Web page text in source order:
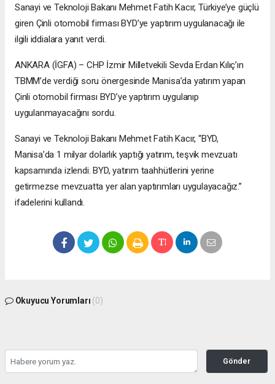
Sanayi ve Teknoloji Bakanı Mehmet Fatih Kacır, Türkiye’ye güçlü
giren Çinli otomobil firması BYD’ye yaptırım uygulanacağı ile
ilgili iddialara yanıt verdi.
ANKARA (İGFA) – CHP İzmir Milletvekili Sevda Erdan Kılıç’ın
TBMM’de verdiği soru önergesinde Manisa’da yatırım yapan
Çinli otomobil firması BYD’ye yaptırım uygulanıp
uygulanmayacağını sordu.
Sanayi ve Teknoloji Bakanı Mehmet Fatih Kacır, “BYD,
Manisa’da 1 milyar dolarlık yaptığı yatırım, teşvik mevzuatı
kapsamında izlendi. BYD, yatırım taahhütlerini yerine
getirmezse mevzuatta yer alan yaptırımları uygulayacağız.”
ifadelerini kullandı.
Okuyucu Yorumları (0)
Gönder